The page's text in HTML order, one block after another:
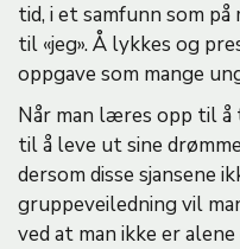
tid, i et samfunn som
til «jeg». Å lykkes og
oppgave som mange
Når man læres opp til
til å leve ut sine
dersom disse sjansene
gruppeveiledning vil
ved at man ikke er